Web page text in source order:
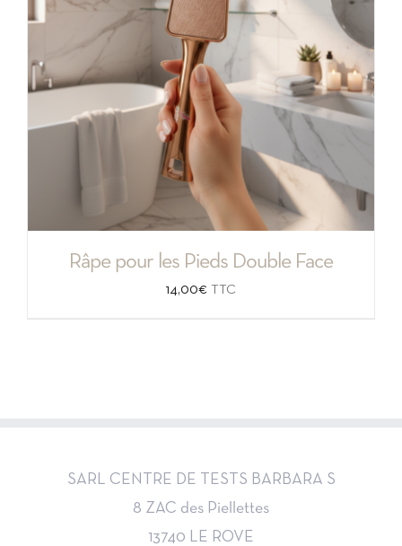
Râpe pour les Pieds Double Face
14,00€ TTC
SARL CENTRE DE TESTS BARBARA S
8 ZAC des Piellettes
13740 LE ROVE